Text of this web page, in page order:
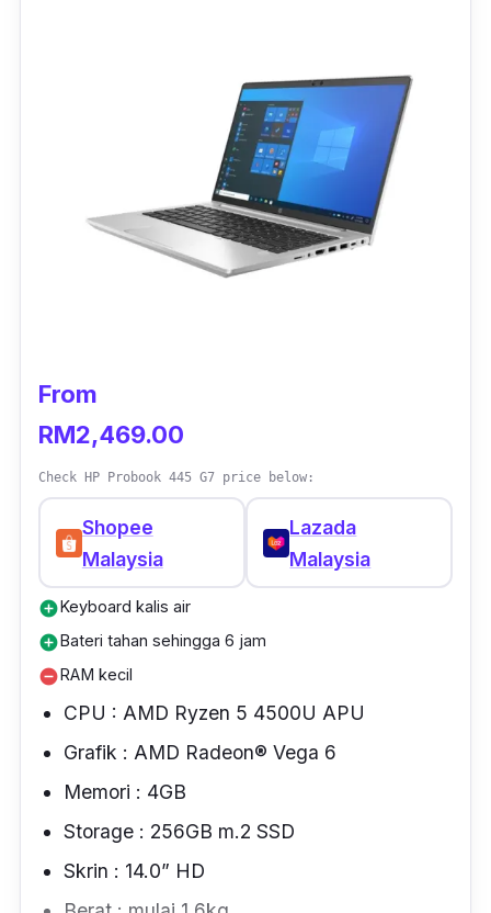
tetapi tetap mempunyai kualiti yang baik
kerana penggunaan CPU, Intel® Core™ i5-
10300H yang membuatkan laptop ini lancar
ketika bermain game.
Bahagian kamera hadapan pula berkualiti HD
dan speaker dari laptop Acer Nitro 5 ini pula
apabila sudut skrin laptop berubah ke arah
atas dan ke bawah.
Anda bolehklik disiniuntuk melihat spesifikasi
dengan lebih terperinci.
From
RM2,469.00
Check HP Probook 445 G7 price below:
Shopee
Malaysia
Lazada
Malaysia
add_circleKeyboard kalis air
add_circleBateri tahan sehingga 6 jam
remove_circleRAM kecil
CPU : AMD Ryzen 5 4500U APU
Grafik : AMD Radeon® Vega 6
Memori : 4GB
Storage : 256GB m.2 SSD
Skrin : 14.0” HD